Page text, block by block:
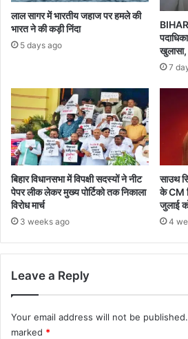
लाल सागर में भारतीय जहाज पर हमले की
भारत ने की कड़ी निंदा
5 days ago
7
बिहार विधानसभा में विपक्षी सदस्यों ने नीट
पेपर लीक लेकर मुख्य पोर्टिको तक निकाला
विरोध मार्च
3 weeks ago
साउथ
के CM
जुलाई
4
Leave a Reply
Your email address will not be published.
marked *